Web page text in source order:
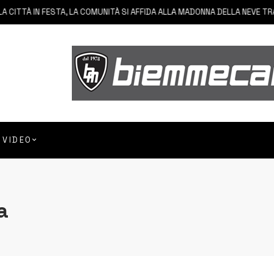
IN FESTA, LA COMUNITÀ SI AFFIDA ALLA MADONNA DELLA NEVE TRA
VIDEO